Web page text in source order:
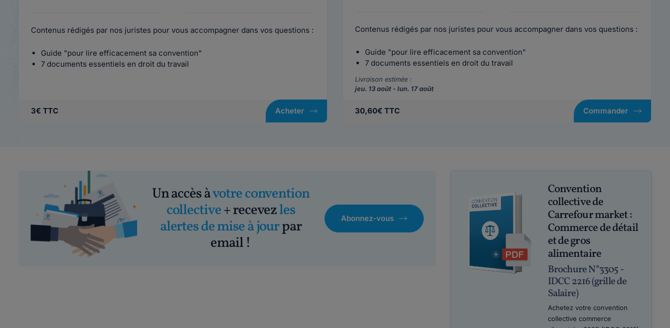
Contenus rédigés par nos juristes pour vous accompagner dans vos questions :
Guide "pour lire efficacement sa convention"
7 documents essentiels en droit du travail
3€ TTC Acheter
Contenus rédigés par nos juristes pour vous accompagner dans vos questions :
Guide "pour lire efficacement sa convention"
7 documents essentiels en droit du travail
Livraison estimée :
jeu. 13 août - lun. 17 août
30,60€ TTC Commander
Un accès àvotre convention
collective+ recevezles
alertes de mise à jourpar
email !
Abonnez-vous
Convention
collective de
Carrefour market :
Commerce de détail
et de gros
alimentaire
Brochure N°3305 -
IDCC 2216 (grille de
Salaire)
Achetez votre convention
collective commerce